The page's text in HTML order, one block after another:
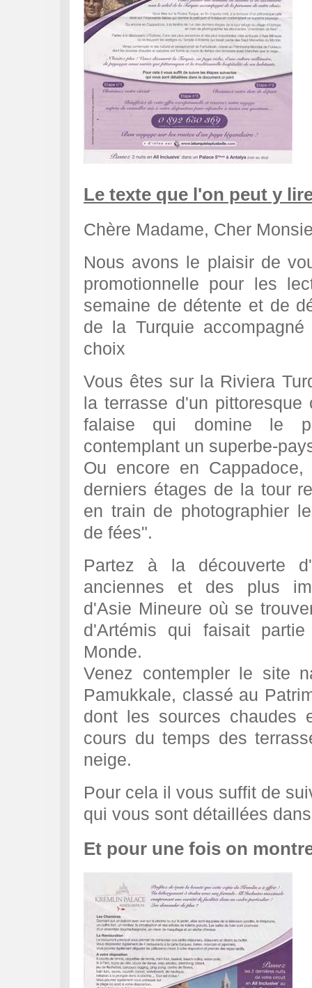
Le texte que l'on peut y
Chère Madame, Cher
Nous avons le plaisir de
promotionnelle pour les
semaine de détente et de
de la Turquie
choix
Vous êtes sur la Riviera
la terrasse d'un
falaise qui domine le
contemplant un superbe-
Ou encore en
derniers étages de la tour
en train de photographier
de fées".
Partez à la découverte
anciennes et des plus
d'Asie Mineure où se
d'Artémis qui faisait
Monde.
Venez contempler le site
Pamukkale, classé au
dont les sources chaudes
cours du temps des
neige.
Pour cela il vous suffit de
qui vous sont détaillées
Et pour une fois on